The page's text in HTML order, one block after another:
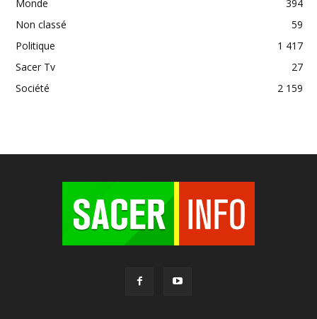
Monde
394
Non classé
59
Politique
1 417
Sacer Tv
27
Société
2 159